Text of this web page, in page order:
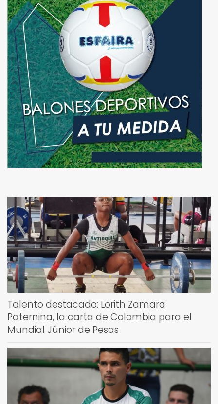
Talento destacado: Lorith Zamara
Paternina, la carta de Colombia para el
Mundial Júnior de Pesas